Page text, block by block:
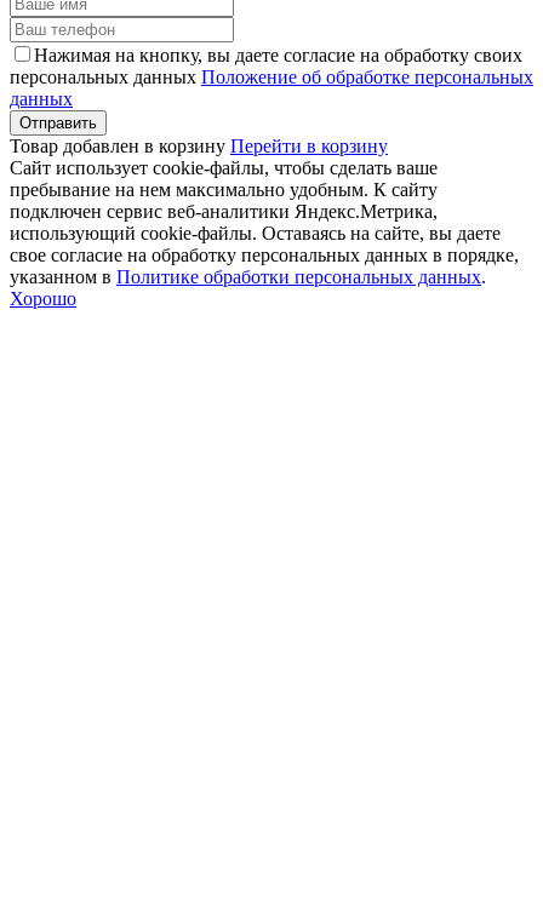
Нажимая на кнопку, вы даете согласие на обработку своих
персональных данных Положение об обработке персональных
данных
Товар добавлен в корзину Перейти в корзину
Сайт использует cookie-файлы, чтобы сделать ваше
пребывание на нем максимально удобным. К cайту
подключен сервис веб-аналитики Яндекс.Метрика,
использующий cookie-файлы. Оставаясь на сайте, вы даете
свое согласие на обработку персональных данных в порядке,
указанном в Политике обработки персональных данных.
Хорошо